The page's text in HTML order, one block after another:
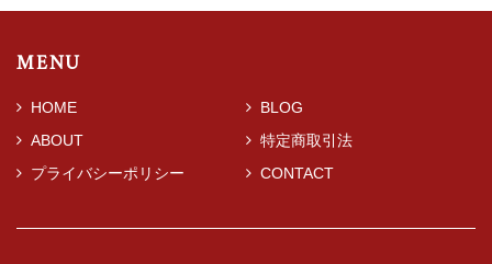
MENU
HOME
BLOG
ABOUT
特定商取引法
プライバシーポリシー
CONTACT